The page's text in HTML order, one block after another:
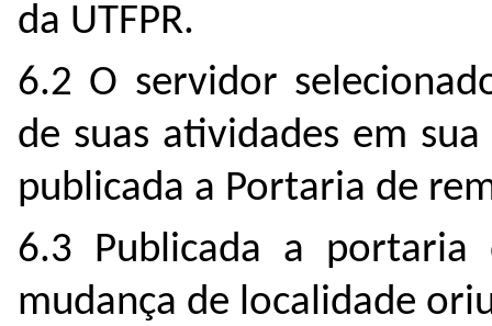
da UTFPR.
6.2 O servidor
de suas atividades em
publicada a Portaria de
6.3 Publicada a portaria
mudança de localidade